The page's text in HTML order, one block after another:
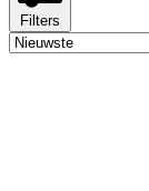
Filters